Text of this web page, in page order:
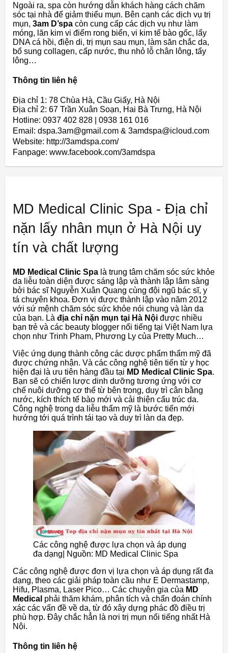
Ngoài ra, spa còn hướng dẫn khách hàng cách chăm
sóc tại nhà để giảm thiểu mụn. Bên cạnh các dịch vụ trị
mụn, 3am D’spa còn cung cấp các dịch vụ như làm
móng, lăn kim vi điểm rong biển, vi kim tế bào gốc, lấy
DNA cá hồi, điện di, trị mụn sau mụn, làm săn chắc da,
bổ sung collagen, cấp nước, thu nhỏ lỗ chân lông, tẩy
lông…
Thông tin liên hệ
Địa chỉ 1: 78 Chùa Hà, Cầu Giấy, Hà Nội
Địa chỉ 2: 67 Trần Xuân Soạn, Hai Bà Trưng, Hà Nội
Hotline: 0937 402 828 | 0938 161 016
Email: dspa.3am@gmail.com & 3amdspa@icloud.com
Website: http://3amdspa.com/
Fanpage: www.facebook.com/3amdspa
MD Medical Clinic Spa - Địa chỉ
nặn lấy nhân mụn ở Hà Nội uy
tín và chất lượng
MD Medical Clinic Spa là trung tâm chăm sóc sức khỏe
da liễu toàn diện được sáng lập và thành lập lâm sàng
bởi bác sĩ Nguyễn Xuân Quang cùng đội ngũ bác sĩ, y
tá chuyên khoa. Đơn vị được thành lập vào năm 2012
với sứ mệnh chăm sóc sức khỏe nói chung và làn da
của bạn. Là địa chỉ nặn mụn tại Hà Nội được nhiều
bạn trẻ và các beauty blogger nổi tiếng tại Việt Nam lựa
chọn như Trinh Pham, Phương Ly của Pretty Much…
Việc ứng dụng thành công các dược phẩm thẩm mỹ đã
được chứng nhận. Và các công nghệ tiên tiến từ y học
hiện đại là ưu tiên hàng đầu tại MD Medical Clinic Spa.
Bạn sẽ có chiến lược dinh dưỡng tương ứng với cơ
chế nuôi dưỡng cơ thể từ bên trong, duy trì cân bằng
nước, kích thích tế bào mới và cải thiện cấu trúc da.
Công nghệ trong da liễu thẩm mỹ là bước tiến mới
hướng tới quá trình tái tạo và duy trì làn da đẹp.
Các công nghệ được lựa chọn và áp dụng
đa dạng| Nguồn: MD Medical Clinic Spa
Các công nghệ được đơn vị lựa chọn và áp dụng rất đa
dạng, theo các giải pháp toàn cầu như E Dermastamp,
Hifu, Plasma, Laser Pico… Các chuyên gia của MD
Medical phải thăm khám, phân tích và chẩn đoán chính
xác các vấn đề về da, từ đó xây dựng phác đồ điều trị
phù hợp. Đây chắc hẳn là nơi trị mụn nổi tiếng nhất Hà
Nội.
Thông tin liên hệ